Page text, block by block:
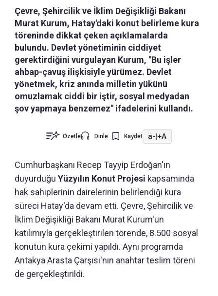
Çevre, Şehircilik ve İklim Değişikliği Bakanı
Murat Kurum, Hatay'daki konut belirleme kura
töreninde dikkat çeken açıklamalarda
bulundu. Devlet yönetiminin ciddiyet
gerektirdiğini vurgulayan Kurum, "Bu işler
ahbap-çavuş ilişkisiyle yürümez. Devlet
yönetmek, kriz anında milletin yükünü
omuzlamak ciddi bir iştir, sosyal medyadan
şov yapmaya benzemez" ifadelerini kullandı.
Özetle Dinle Kaydet a-|+A
Cumhurbaşkanı Recep Tayyip Erdoğan'ın
duyurduğu Yüzyılın Konut Projesi kapsamında
hak sahiplerinin dairelerinin belirlendiği kura
süreci Hatay'da devam etti. Çevre, Şehircilik ve
İklim Değişikliği Bakanı Murat Kurum'un
katılımıyla gerçekleştirilen törende, 8.500 sosyal
konutun kura çekimi yapıldı. Aynı programda
Antakya Arasta Çarşısı'nın anahtar teslim töreni
de gerçekleştirildi.